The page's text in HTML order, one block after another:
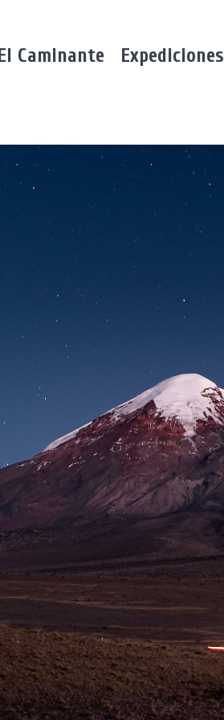
El Caminante Expediciones